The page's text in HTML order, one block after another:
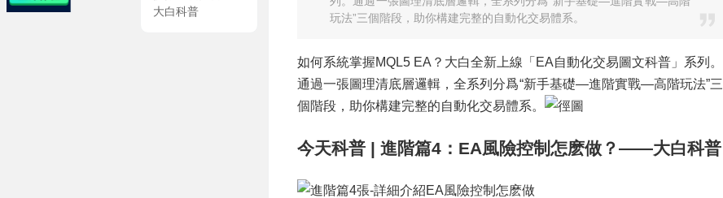
大白科普
玩法”三個階段，助你構建完整的自動化交易體系。
如何系統掌握MQL5 EA？大白全新上線「EA自動化交易圖文科普」系列。
通過一張圖理清底層邏輯，全系列分爲“新手基礎—進階實戰—高階玩法”三
個階段，助你構建完整的自動化交易體系。
今天科普 | 進階篇4：EA風險控制怎麽做？——大白科普